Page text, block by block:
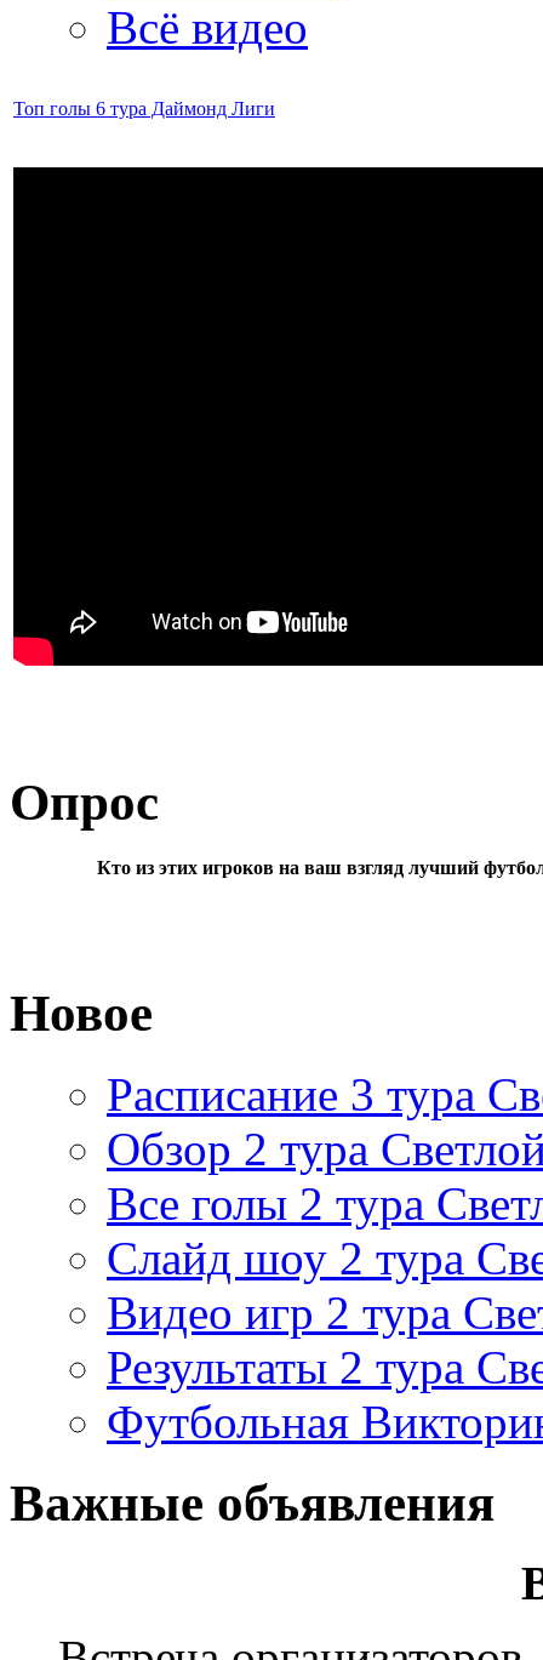
Всё видео
Топ голы 6 тура Даймонд Лиги
Опрос
Кто из этих игроков на ваш взгляд лучший
Новое
Расписание 3 тура
Обзор 2 тура
Все голы 2 тура
Слайд шоу 2 тура
Видео игр 2 тура
Результаты 2 тура
Футбольная
Важные объявления